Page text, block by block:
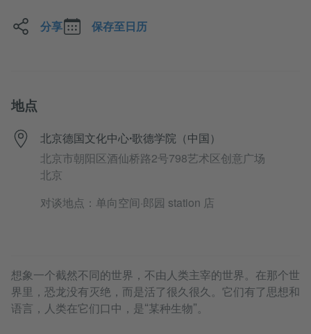
想象一个截然不同的世界，不由人类主宰的世界。在那个世
界里，恐龙没有灭绝，而是活了很久很久。它们有了思想和
语言，人类在它们口中，是“某种生物”。
分享 保存至日历
地点
北京德国文化中心·歌德学院（中国）
北京市朝阳区酒仙桥路2号798艺术区创意广场
北京
对谈地点：单向空间·郎园 station 店